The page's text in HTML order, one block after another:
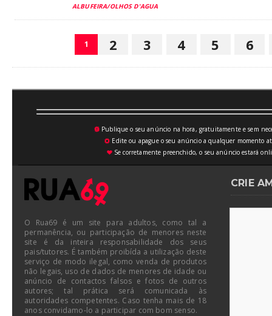
ALBUFEIRA/OLHOS D'AGUA
1 2 3 4 5 6
💥Publique o seu anúncio na hora, gratuitamente e sem
⚙ Edite ou apague o seu anúncio a qualquer momento
♥Se corretamente preenchido, o seu anúncio estará
O Rua69 é um site para adultos, como tal a
permanência, ou participação de menores neste
site é da inteira responsabilidade dos seus
pais/tutores. É também proibída a utilização deste
serviço de modo ilegal, como venda de produtos
não legais, uso de dados de menores de idade ou
anúncio de contactos falsos e fotos de outros
autores; tal prática será comunicada às
autoridades competentes. Caso tenha mais de 18
anos convidamo-lo a participar com bom senso.
CRIE